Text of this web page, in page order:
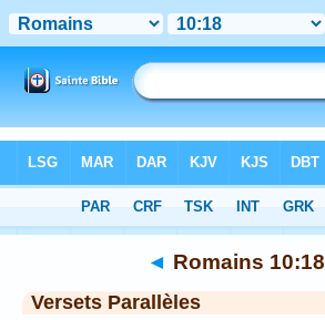
Chapitre 10 > Verset 18
◄ Romains 10:18
Versets Parallèles